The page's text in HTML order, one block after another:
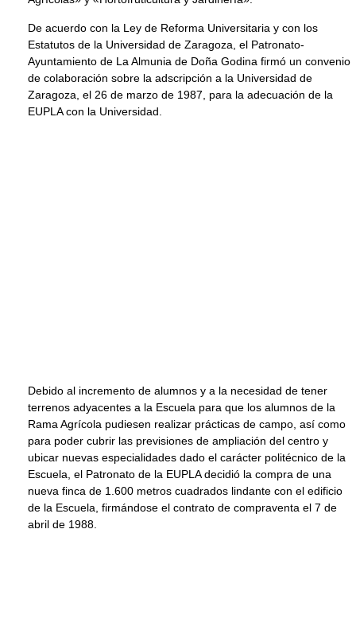
De acuerdo con la Ley de Reforma Universitaria y con los
Estatutos de la Universidad de Zaragoza, el Patronato-
Ayuntamiento de La Almunia de Doña Godina firmó un convenio
de colaboración sobre la adscripción a la Universidad de
Zaragoza, el 26 de marzo de 1987, para la adecuación de la
EUPLA con la Universidad.
Debido al incremento de alumnos y a la necesidad de tener
terrenos adyacentes a la Escuela para que los alumnos de la
Rama Agrícola pudiesen realizar prácticas de campo, así como
para poder cubrir las previsiones de ampliación del centro y
ubicar nuevas especialidades dado el carácter politécnico de la
Escuela, el Patronato de la EUPLA decidió la compra de una
nueva finca de 1.600 metros cuadrados lindante con el edificio
de la Escuela, firmándose el contrato de compraventa el 7 de
abril de 1988.